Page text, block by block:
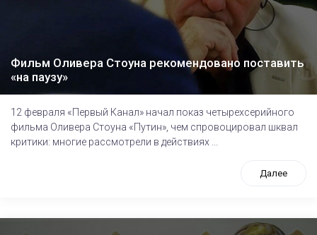
Фильм Оливера Стоуна рекомендовано поставить
«на паузу»
12 февраля «Первый Канал» начал показ четырехсерийного
фильма Оливера Стоуна «Путин», чем спровоцировал шквал
критики: многие рассмотрели в действиях ...
Далее